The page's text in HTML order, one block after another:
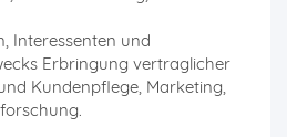
Interessenten und
Erbringung vertraglicher
Kundenpflege, Marketing,